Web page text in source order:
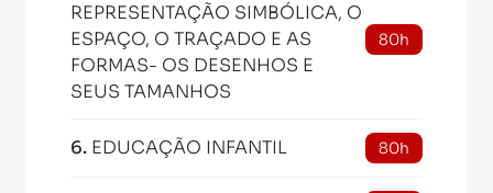
REPRESENTAÇÃO SIMBÓLICA, O
ESPAÇO, O TRAÇADO E AS
FORMAS- OS DESENHOS E
SEUS TAMANHOS
80h
6. EDUCAÇÃO INFANTIL 80h